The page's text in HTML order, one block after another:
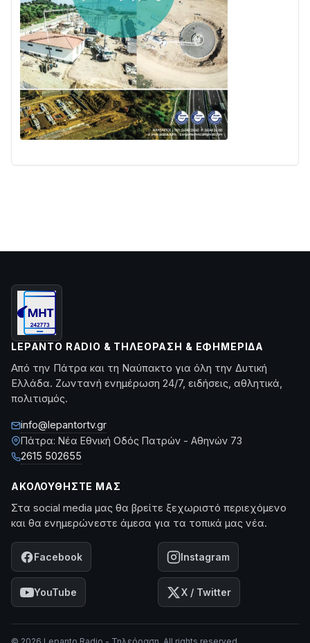
LEPANTO RADIO & ΤΗΛΕΌΡΑΣΗ & ΕΦΗΜΕΡΊΔΑ
Από την Πάτρα και τη Ναύπακτο για όλη την Δυτική
Ελλάδα. Ζωντανή ενημέρωση 24/7, ειδήσεις, αθλητικά,
πολιτισμός.
info@lepantortv.gr
Πάτρα: Νέα Εθνική Οδός Πατρών - Αθηνών 73
2615 502655
ΑΚΟΛΟΥΘΉΣΤΕ ΜΑΣ
Στα social media μας θα βρείτε ξεχωριστό περιεχόμενο
και θα ενημερώνεστε άμεσα για τα τοπικά μας νέα.
Facebook Instagram
YouTube X / Twitter